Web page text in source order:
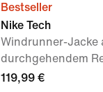
Bestseller
Nike Tech
Windrunner-Jacke
durchgehendem
119,99 €